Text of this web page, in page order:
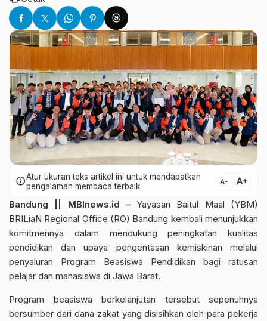
infoAtur ukuran teks artikel ini untuk mendapatkan
pengalaman membaca terbaik.
text_decrease text_increase
Bandung || MBInews.id –Yayasan Baitul Maal (YBM)
BRILiaN Regional Office (RO) Bandung kembali menunjukkan
komitmennya dalam mendukung peningkatan kualitas
pendidikan dan upaya pengentasan kemiskinan melalui
penyaluran Program Beasiswa Pendidikan bagi ratusan
pelajar dan mahasiswa di Jawa Barat.
Program beasiswa berkelanjutan tersebut sepenuhnya
bersumber dari dana zakat yang disisihkan oleh para pekerja